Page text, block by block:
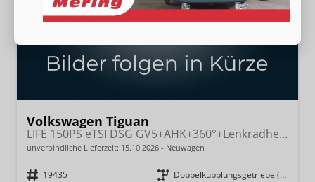
Volkswagen Tiguan
LIFE 150PS eTSI DSG GV5+AHK+360°+Lenkradheiz+IQ.Drive+ACC+App+eHeck+LED
unverbindliche Lieferzeit: 15.10.2026 Neuwagen
Fahrzeugnr. 19435 Getriebe
Doppelkupplungsgetriebe (DSG)